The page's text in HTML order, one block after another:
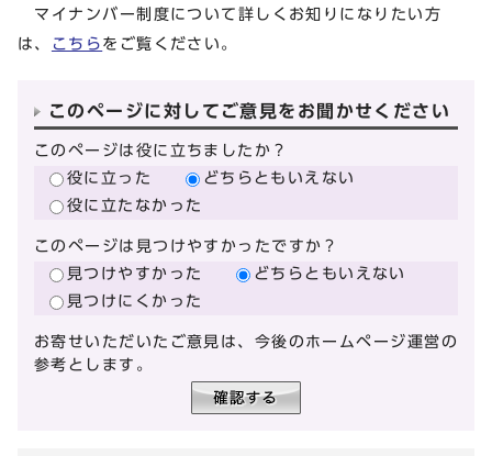
マイナンバー制度について詳しくお知りになりたい方
は、
こちら をご覧ください。
このページに対してご意見をお聞かせください
このページは役に立ちましたか？
役に立った
どちらともいえない
役に立たなかった
このページは見つけやすかったですか？
見つけやすかった
どちらともいえない
見つけにくかった
お寄せいただいたご意見は、今後のホームページ運営の
参考とします。